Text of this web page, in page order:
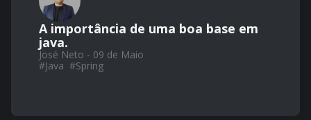
A importância de uma boa base em
java.
José Neto - 09 de Maio
#Java #Spring